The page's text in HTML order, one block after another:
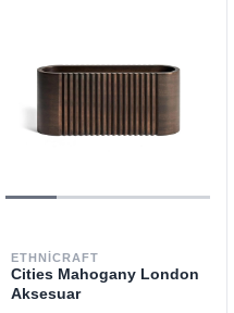
ETHNICRAFT
Cities Mahogany London
Aksesuar